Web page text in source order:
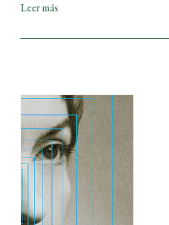
Leer más